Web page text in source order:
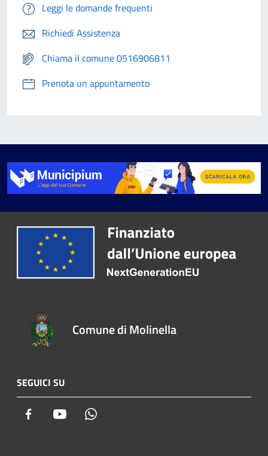
Leggi le domande frequenti
Richiedi Assistenza
Chiama il comune 0516906811
Prenota un appuntamento
Comune di Molinella
SEGUICI SU
Facebook Youtube